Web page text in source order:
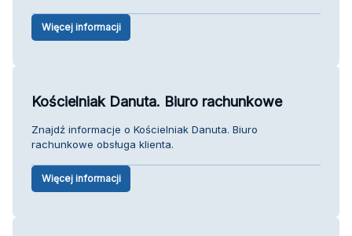
Więcej informacji
Kościelniak Danuta. Biuro rachunkowe
Znajdź informacje o Kościelniak Danuta. Biuro
rachunkowe obsługa klienta.
Więcej informacji